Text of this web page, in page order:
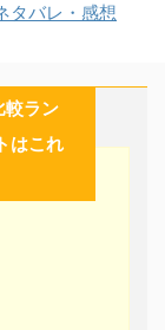
タバレ・感想
較ラン
はこれ